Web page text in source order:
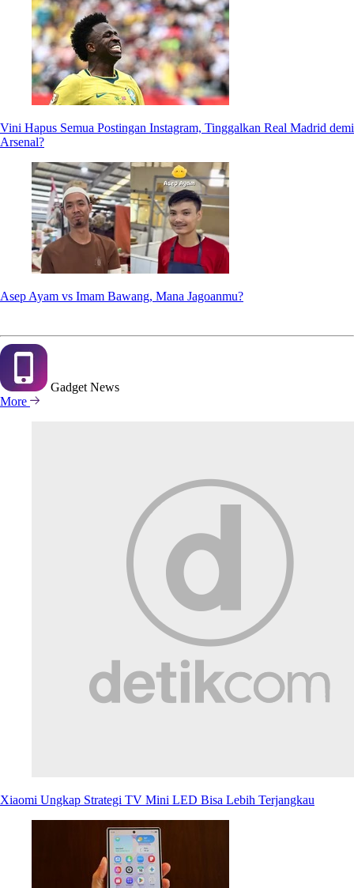
Vini Hapus Semua Postingan Instagram, Tinggalkan Real Madrid demi
Arsenal?
Asep Ayam vs Imam Bawang, Mana Jagoanmu?
Gadget News
More
Xiaomi Ungkap Strategi TV Mini LED Bisa Lebih Terjangkau